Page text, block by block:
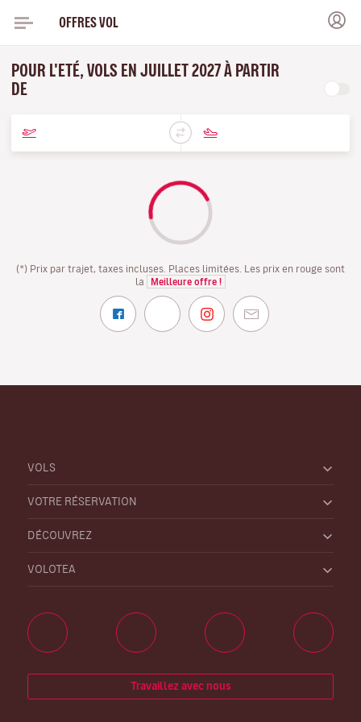
OFFRES VOL
POUR L'ETÉ, VOLS EN JUILLET 2027 À PARTIR
DE
(*) Prix par trajet, taxes incluses. Places limitées. Les prix en rouge sont
la
Meilleure offre !
VOLS
VOTRE RÉSERVATION
DÉCOUVREZ
VOLOTEA
Travaillez avec nous